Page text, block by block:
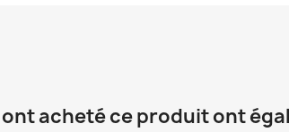
acheté ce produit ont